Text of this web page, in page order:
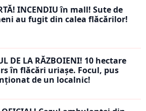
INCENDIU în mall! Sute de
au fugit din calea flăcărilor!
DE LA RĂZBOIENI! 10 hectare
în flăcări uriașe. Focul, pus
de un localnic!